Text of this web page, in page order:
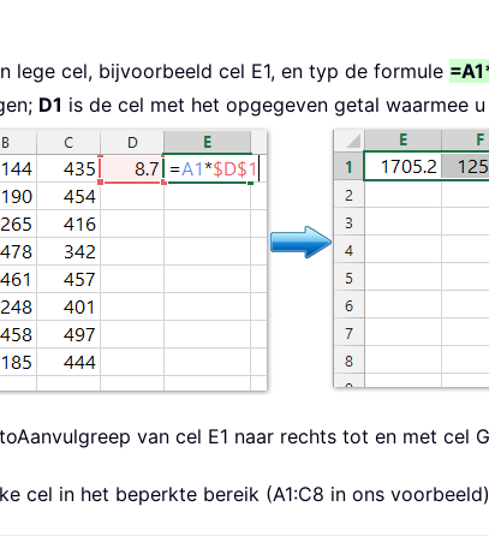
lege cel, bijvoorbeeld cel E1, en typ de formule
D1 is de cel met het opgegeven getal waarmee
van cel E1 naar rechts tot en met
cel in het beperkte bereik (A1:C8 in ons